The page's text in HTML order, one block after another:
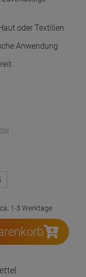
oder Textilien
Anwendung
1-3 Werktage